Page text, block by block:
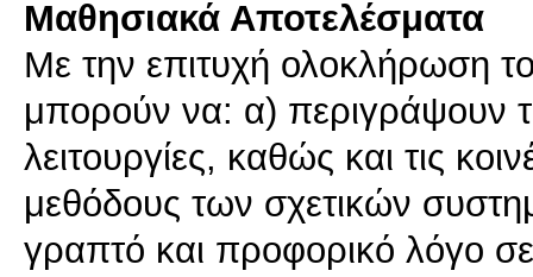
Μαθησιακά Αποτελέσματα
Με την επιτυχή ολοκλήρωση
μπορούν να: α) περιγράψουν
λειτουργίες, καθώς και τις
μεθόδους των σχετικών
γραπτό και προφορικό λόγο σε